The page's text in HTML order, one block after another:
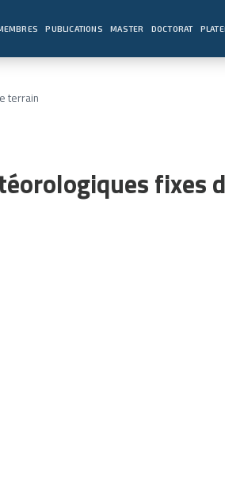
PUBLICATIONS MASTER DOCTORAT
terrain
fixes